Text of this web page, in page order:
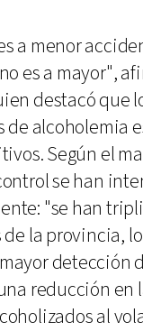
a menor
es a mayor",
destacó que
de alcoholemia
Según el
se han
"se han
la provincia,
detección
reducción en
al